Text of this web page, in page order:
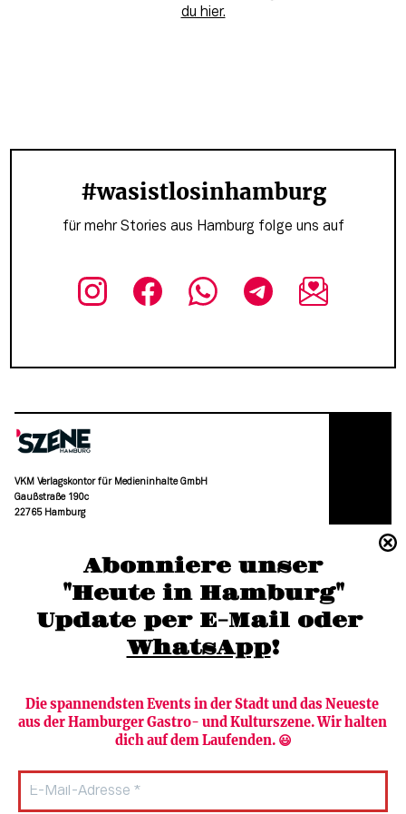
Abonniere unser
"Heute in Hamburg"
Update per E-Mail oder
WhatsApp!
Die spannendsten Events in der Stadt und das Neueste
aus der Hamburger Gastro- und Kulturszene. Wir halten
dich auf dem Laufenden. 😃
du hier.
#wasistlosinhamburg
für mehr Stories aus Hamburg folge uns auf
VKM Verlagskontor für Medieninhalte GmbH
Gaußstraße 190c
22765 Hamburg
moc.grubmah-enezs@ofni
Newsletter abonnieren
HAMBURG PUR
Verlag